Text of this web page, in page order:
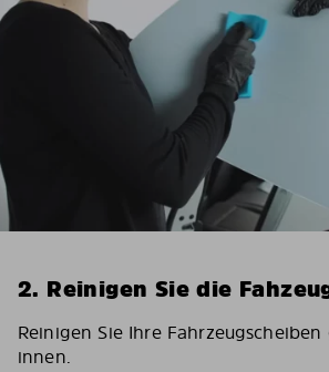
2. Reinigen Sie die
Reinigen Sie Ihre
innen.